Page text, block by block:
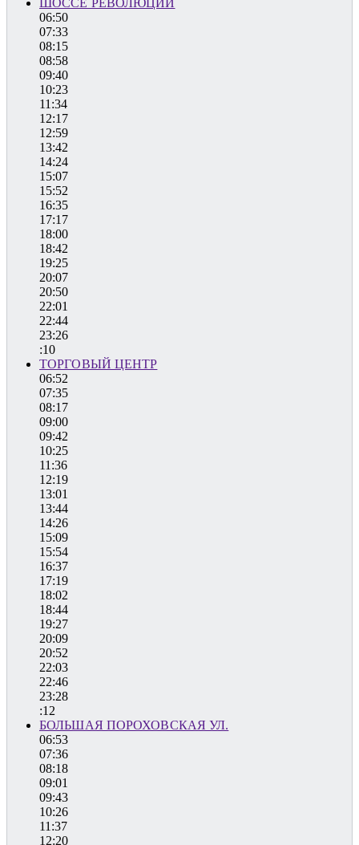
ШОССЕ РЕВОЛЮЦИИ
06:50
07:33
08:15
08:58
09:40
10:23
11:34
12:17
12:59
13:42
14:24
15:07
15:52
16:35
17:17
18:00
18:42
19:25
20:07
20:50
22:01
22:44
23:26
:10
ТОРГОВЫЙ ЦЕНТР
06:52
07:35
08:17
09:00
09:42
10:25
11:36
12:19
13:01
13:44
14:26
15:09
15:54
16:37
17:19
18:02
18:44
19:27
20:09
20:52
22:03
22:46
23:28
:12
БОЛЬШАЯ ПОРОХОВСКАЯ УЛ.
06:53
07:36
08:18
09:01
09:43
10:26
11:37
12:20